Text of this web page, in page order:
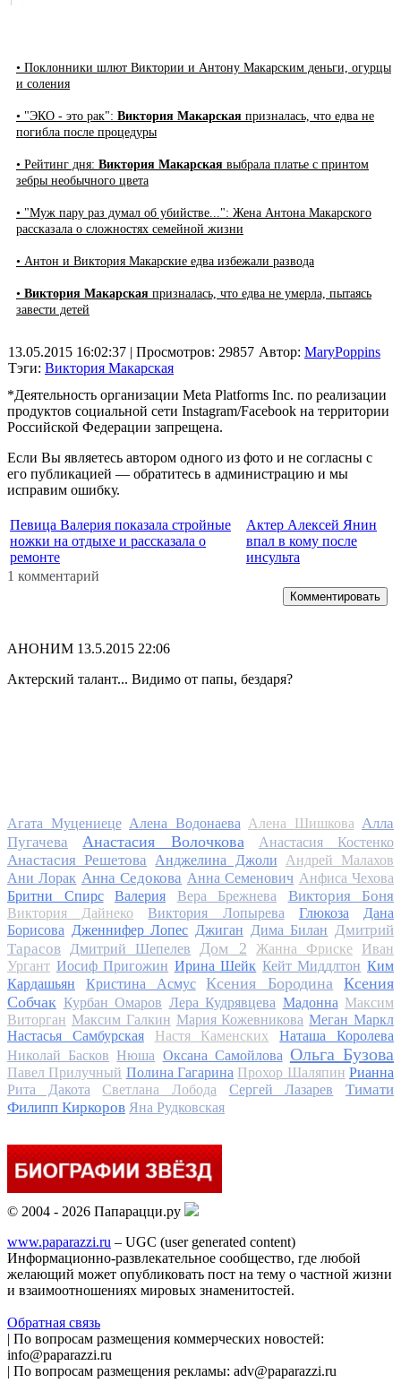
• Поклонники шлют Виктории и Антону Макарским деньги, огурцы
и соления
• "ЭКО - это рак": Виктория Макарская призналась, что едва не
погибла после процедуры
• Рейтинг дня: Виктория Макарская выбрала платье с принтом
зебры необычного цвета
• "Муж пару раз думал об убийстве...": Жена Антона Макарского
рассказала о сложностях семейной жизни
• Антон и Виктория Макарские едва избежали развода
• Виктория Макарская призналась, что едва не умерла, пытаясь
завести детей
13.05.2015 16:02:37 | Просмотров: 29857
Тэги: Виктория Макарская
Автор: MaryPoppins
*Деятельность организации Meta Platforms Inc. по реализации
продуктов социальной сети Instagram/Facebook на территории
Российской Федерации запрещена.
Если Вы являетесь автором одного из фото и не согласны с
его публикацией — обратитесь в администрацию и мы
исправим ошибку.
Певица Валерия показала стройные
ножки на отдыхе и рассказала о
ремонте
Актер Алексей Янин
впал в кому после
инсульта
1 комментарий
Комментировать
АНОНИМ 13.5.2015 22:06
Актерский талант... Видимо от папы, бездаря?
Агата Муцениеце Алена Водонаева Алена Шишкова Алла
Пугачева
Анастасия Волочкова Анастасия Костенко
Анастасия Решетова Анджелина Джоли
Андрей Малахов
Ани Лорак Анна Седокова Анна Семенович Анфиса Чехова
Бритни Спирс
Валерия Вера Брежнева Виктория Боня
Виктория Дайнеко Виктория Лопырева Глюкоза
Дана
Борисова Дженнифер Лопес Джиган Дима Билан Дмитрий
Тарасов
Дмитрий Шепелев Дом 2 Жанна Фриске
Иван
Ургант Иосиф Пригожин Ирина Шейк Кейт Миддлтон Ким
Кардашьян
Кристина Асмус Ксения Бородина
Ксения
Собчак Курбан Омаров Лера Кудрявцева Мадонна Максим
Виторган Максим Галкин Мария Кожевникова Меган Маркл
Настасья Самбурская
Настя Каменских
Наташа Королева
Николай Басков Нюша Оксана Самойлова Ольга Бузова
Павел Прилучный Полина Гагарина Прохор Шаляпин Рианна
Рита Дакота
Светлана Лобода Сергей Лазарев
Тимати
Филипп Киркоров Яна Рудковская
© 2004 - 2026 Папарацци.ру
www.paparazzi.ru – UGC (user generated content)
Информационно-развлекательное сообщество, где любой
желающий может опубликовать пост на тему о частной жизни
и взаимоотношениях мировых знаменитостей.
Обратная связь
| По вопросам размещения коммерческих новостей:
info@paparazzi.ru
| По вопросам размещения рекламы: adv@paparazzi.ru